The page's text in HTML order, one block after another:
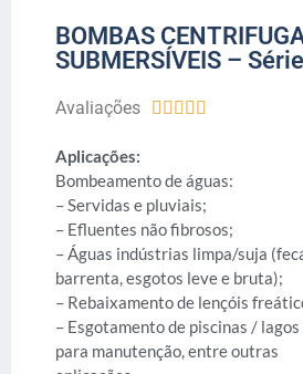
BOMBAS
SUBMERSÍVEIS –
Avaliações     
Aplicações:
Bombeamento de águas:
– Servidas e pluviais;
– Efluentes não fibrosos;
– Águas indústrias limpa/suja
barrenta, esgotos leve e bruta);
– Rebaixamento de lençóis
– Esgotamento de piscinas / lagos
para manutenção, entre outras